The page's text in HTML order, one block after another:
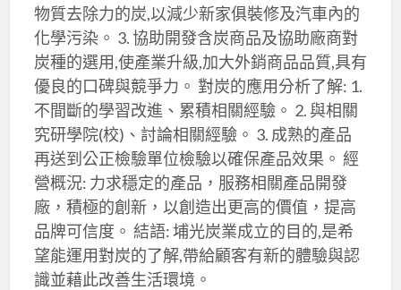
物質去除力的炭,以減少新家俱裝修及汽車內的
化學污染。 3. 協助開發含炭商品及協助廠商對
炭種的選用,使產業升級,加大外銷商品品質,具有
優良的口碑與競爭力。 對炭的應用分析了解: 1.
不間斷的學習改進、累積相關經驗。 2. 與相關
究研學院(校)、討論相關經驗。 3. 成熟的產品
再送到公正檢驗單位檢驗以確保產品效果。 經
營概況: 力求穩定的產品，服務相關產品開發
廠，積極的創新，以創造出更高的價值，提高
品牌可信度。 結語: 埔光炭業成立的目的,是希
望能運用對炭的了解,帶給顧客有新的體驗與認
識並藉此改善生活環境。